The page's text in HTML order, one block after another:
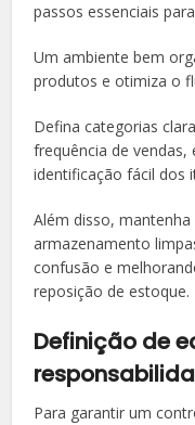
passos essenciais
Um ambiente bem
produtos e otimiza o
Defina categorias
frequência de vendas,
identificação fácil dos
Além disso,
armazenamento
confusão e
reposição de estoque.
Definição de
Para garantir um